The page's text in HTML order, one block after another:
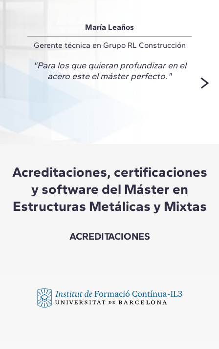
María Leaños
Gerente técnica en Grupo RL Construcción
"Para los que quieran profundizar en el
acero este el máster perfecto."
Acreditaciones, certificaciones
y software del Máster en
Estructuras Metálicas y Mixtas
ACREDITACIONES